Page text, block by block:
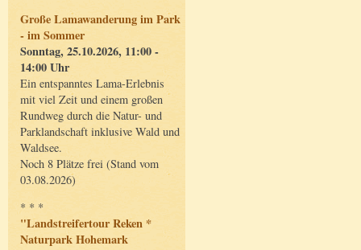
Große Lamawanderung im Park
- im Sommer
Sonntag, 25.10.2026, 11:00 -
14:00 Uhr
Ein entspanntes Lama-Erlebnis
mit viel Zeit und einem großen
Rundweg durch die Natur- und
Parklandschaft inklusive Wald und
Waldsee.
Noch 8 Plätze frei (Stand vom
03.08.2026)
* * *
"Landstreifertour Reken *
Naturpark Hohemark